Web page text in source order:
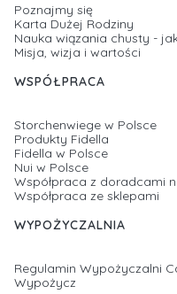
Poznajmy się
Karta Dużej Rodziny
Nauka wiązania chusty -
Misja, wizja i wartości
WSPÓŁPRACA
Storchenwiege w Polsce
Produkty Fidella
Fidella w Polsce
Nui w Polsce
Współpraca z doradcami
Współpraca ze sklepami
WYPOŻYCZALNIA
Regulamin Wypożyczalni
Wypożycz